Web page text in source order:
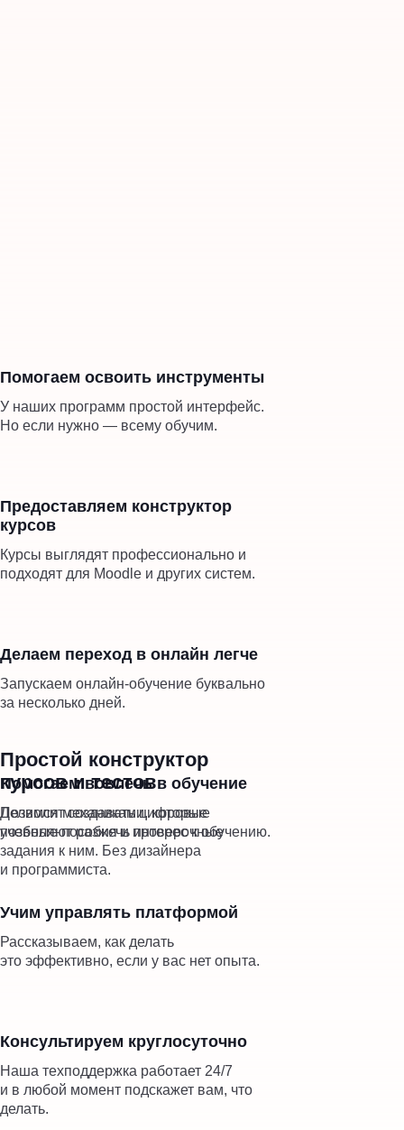
Помогаем освоить инструменты
У наших программ простой интерфейс.
Но если нужно — всему обучим.
Предоставляем конструктор
курсов
Курсы выглядят профессионально и
подходят для Moodle и других систем.
Делаем переход в онлайн легче
Запускаем онлайн-обучение буквально
за несколько дней.
Помогаем вовлечь в обучение
Делимся механиками, которые
позволяют разжечь интерес к обучению.
Учим управлять платформой
Рассказываем, как делать
это эффективно, если у вас нет опыта.
Консультируем круглосуточно
Наша техподдержка работает 24/7
и в любой момент подскажет вам, что
делать.
Простой конструктор
курсов и тестов
Позволит создавать цифровые
учебные пособия и проверочные
задания к ним. Без дизайнера
и программиста.